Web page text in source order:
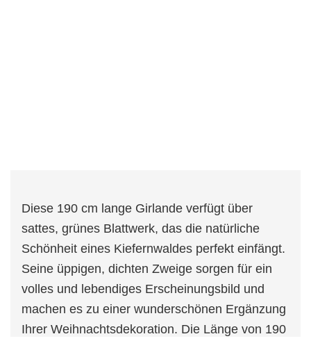
Diese 190 cm lange Girlande verfügt über
sattes, grünes Blattwerk, das die natürliche
Schönheit eines Kiefernwaldes perfekt einfängt.
Seine üppigen, dichten Zweige sorgen für ein
volles und lebendiges Erscheinungsbild und
machen es zu einer wunderschönen Ergänzung
Ihrer Weihnachtsdekoration. Die Länge von 190